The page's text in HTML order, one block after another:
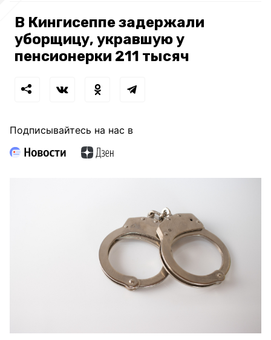
В Кингисеппе задержали
уборщицу, укравшую у
пенсионерки 211 тысяч
Подписывайтесь на нас в